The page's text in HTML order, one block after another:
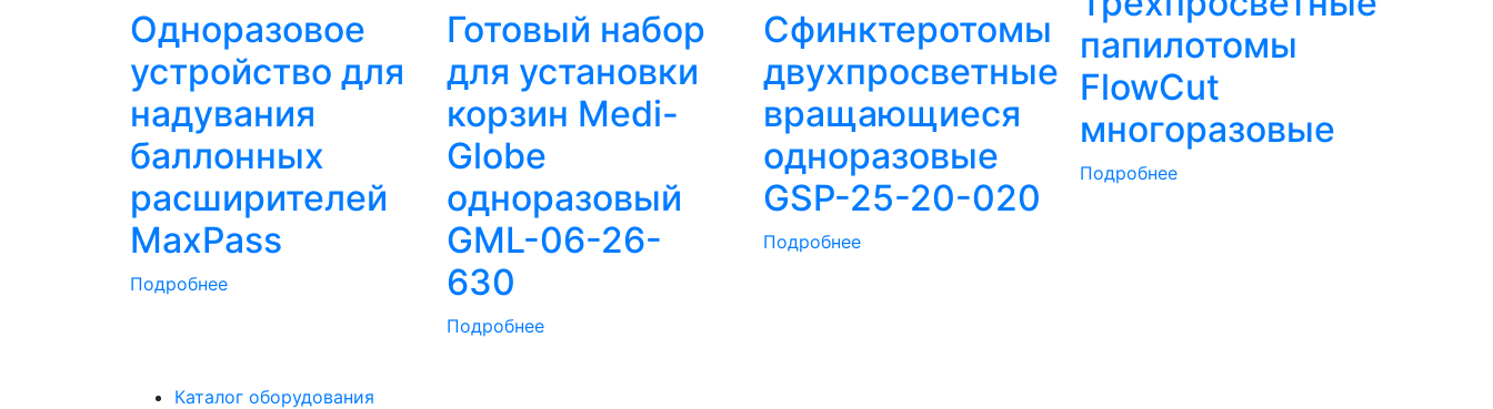
Одноразовое
устройство для
надувания
баллонных
расширителей
MaxPass
Подробнее
Готовый набор
для установки
корзин Medi-
Globe
одноразовый
GML-06-26-
630
Подробнее
Сфинктеротомы
двухпросветные
вращающиеся
одноразовые
GSP-25-20-020
Подробнее
папилотомы
FlowCut
многоразовые
Подробнее
Каталог оборудования